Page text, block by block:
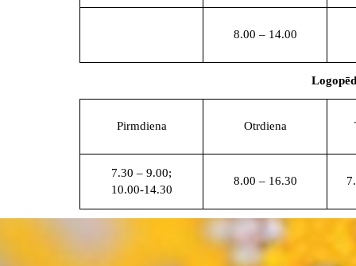
8.00 – 14.00
Pirmdiena Otrdiena
7.30 – 9.00;
10.00-14.30
8.00 – 16.30